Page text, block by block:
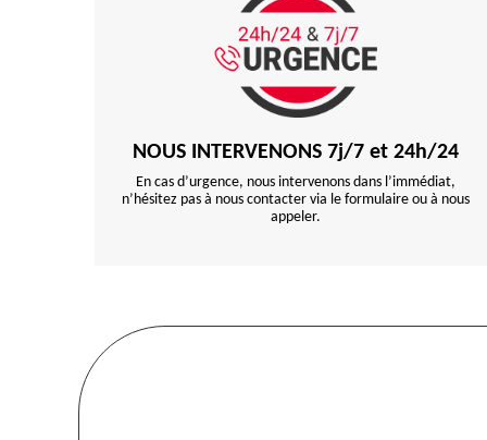
NOUS INTERVENONS 7j/7 et 24h/24
En cas d’urgence, nous intervenons dans l’immédiat,
n’hésitez pas à nous contacter via le formulaire ou à nous
appeler.